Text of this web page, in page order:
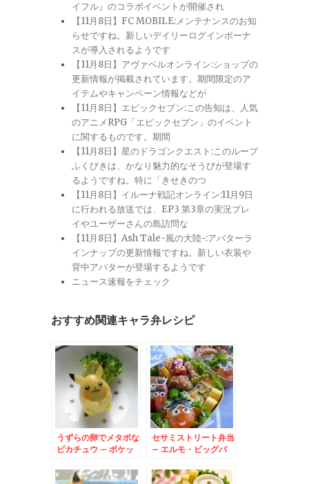
イフル』のコラボイベントが開催され
【11月8日】FC MOBILE:メンテナンスのお知
らせですね。新しいデイリーログインボーナ
スが導入されるようです
【11月8日】アヴァベルオンライン:ショップの
更新情報が掲載されています。期間限定のア
イテムやキャンペーン情報などが
【11月8日】エピックセブン:この告知は、人気
のアニメRPG「エピックセブン」のイベント
に関するものです。期間
【11月8日】星のドラゴンクエスト:このループ
ふくびきは、かなり魅力的なそうびが登場す
るようですね。特に「きせきのつ
【11月8日】イルーナ戦記オンライン:11月9日
に行われる放送では、EP3 第3章の実況プレ
イやユーザーさんの島訪問な
【11月8日】Ash Tale-風の大陸-:アバターラ
インナップの更新情報ですね。新しい衣装や
背中アバターが登場するようです
ニュース速報をチェック
おすすめ関連キャラ弁レシピ
うずらの卵でメタボな
ピカチュウ – ポケッ
セサミストリート弁当
– エルモ・ビッグバ
ニー・バード大集合